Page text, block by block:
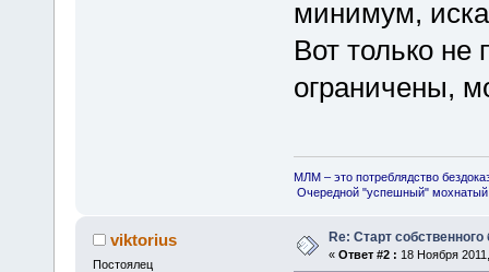
минимум,
Вот только не
ограничены,
МЛМ – это потреблядство
Очередной "успешный"
viktorius
Постоялец
Re: Старт собственного
« Ответ #2 : 18 Ноября